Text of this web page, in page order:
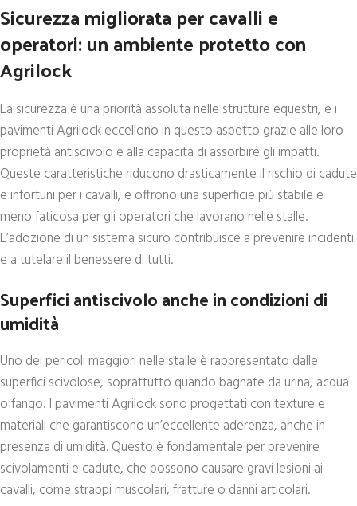
Sicurezza migliorata per cavalli e
operatori: un ambiente protetto con
Agrilock
La sicurezza è una priorità assoluta nelle strutture equestri, e i
pavimenti Agrilock eccellono in questo aspetto grazie alle loro
proprietà antiscivolo e alla capacità di assorbire gli impatti.
Queste caratteristiche riducono drasticamente il rischio di cadute
e infortuni per i cavalli, e offrono una superficie più stabile e
meno faticosa per gli operatori che lavorano nelle stalle.
L’adozione di un sistema sicuro contribuisce a prevenire incidenti
e a tutelare il benessere di tutti.
Superfici antiscivolo anche in condizioni di
umidità
Uno dei pericoli maggiori nelle stalle è rappresentato dalle
superfici scivolose, soprattutto quando bagnate da urina, acqua
o fango. I pavimenti Agrilock sono progettati con texture e
materiali che garantiscono un’eccellente aderenza, anche in
presenza di umidità. Questo è fondamentale per prevenire
scivolamenti e cadute, che possono causare gravi lesioni ai
cavalli, come strappi muscolari, fratture o danni articolari.